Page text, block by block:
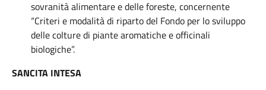
sovranità alimentare e delle foreste, concernente
“Criteri e modalità di riparto del Fondo per lo sviluppo
delle colture di piante aromatiche e officinali
biologiche”.
SANCITA INTESA